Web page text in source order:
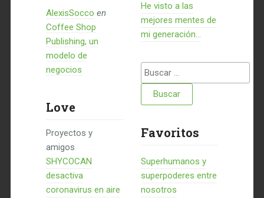
AlexisSocco en
Coffee Shop
Publishing, un
modelo de
negocios
Love
Proyectos y
amigos
SHYCOCAN
desactiva
coronavirus en aire
He visto a las
mejores mentes de
mi generación…
Buscar:
Favoritos
Superhumanos y
superpoderes entre
nosotros